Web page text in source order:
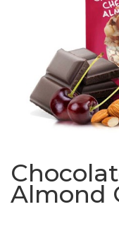
Almond